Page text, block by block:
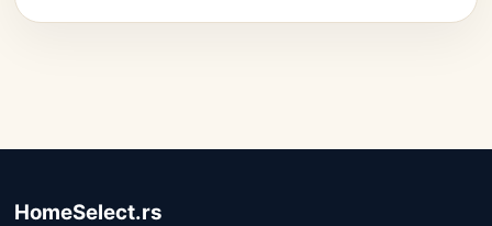
HomeSelect.rs